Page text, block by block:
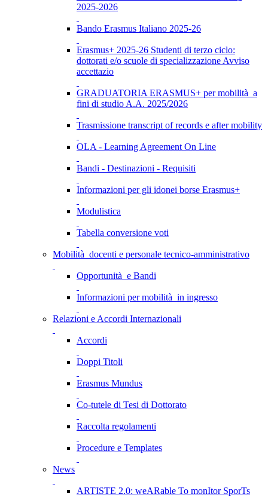
2025-2026
Bando Erasmus Italiano 2025-26
Erasmus+ 2025-26 Studenti di terzo ciclo:
dottorati e/o scuole di specializzazione Avviso
accettazio
GRADUATORIA ERASMUS+ per mobilità a
fini di studio A.A. 2025/2026
Trasmissione transcript of records e after mobility
OLA - Learning Agreement On Line
Bandi - Destinazioni - Requisiti
Informazioni per gli idonei borse Erasmus+
Modulistica
Tabella conversione voti
Mobilità docenti e personale tecnico-amministrativo
Opportunità e Bandi
Informazioni per mobilità in ingresso
Relazioni e Accordi Internazionali
Accordi
Doppi Titoli
Erasmus Mundus
Co-tutele di Tesi di Dottorato
Raccolta regolamenti
Procedure e Templates
News
ARTISTE 2.0: weARable To monItor SporTs